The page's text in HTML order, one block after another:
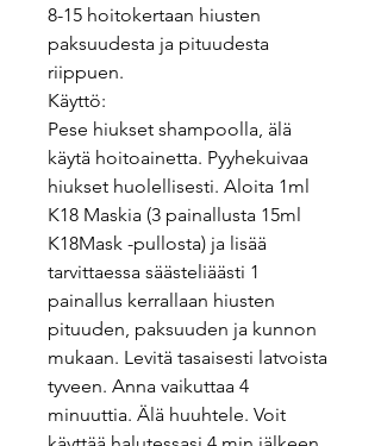
8-15 hoitokertaan hiusten
paksuudesta ja pituudesta
riippuen.
Käyttö:
Pese hiukset shampoolla, älä
käytä hoitoainetta. Pyyhekuivaa
hiukset huolellisesti. Aloita 1ml
K18 Maskia (3 painallusta 15ml
K18Mask -pullosta) ja lisää
tarvittaessa säästeliäästi 1
painallus kerrallaan hiusten
pituuden, paksuuden ja kunnon
mukaan. Levitä tasaisesti latvoista
tyveen. Anna vaikuttaa 4
minuuttia. Älä huuhtele. Voit